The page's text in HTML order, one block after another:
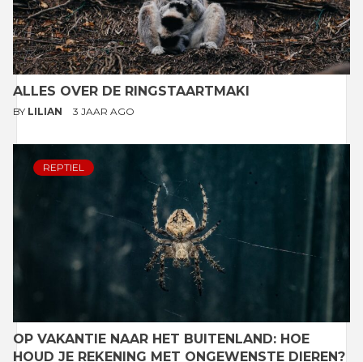
ALLES OVER DE RINGSTAARTMAKI
BY LILIAN 3 JAAR AGO
REPTIEL
OP VAKANTIE NAAR HET BUITENLAND: HOE
HOUD JE REKENING MET ONGEWENSTE DIEREN?